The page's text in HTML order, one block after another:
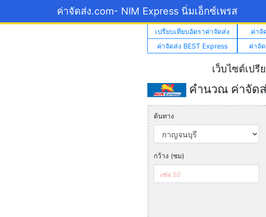
ค่าจัดส่ง.com- NIM Express นิ่มเอ็กซ์เพรส
เปรียบเทียบอัตราค่าจัดส่ง ค่าจั
ค่าจัดส่ง BEST Express
ค่าจั
เว็บไซต์เป
คำนวณ ค่าจัด
ต้นทาง
กว้าง (ซม)